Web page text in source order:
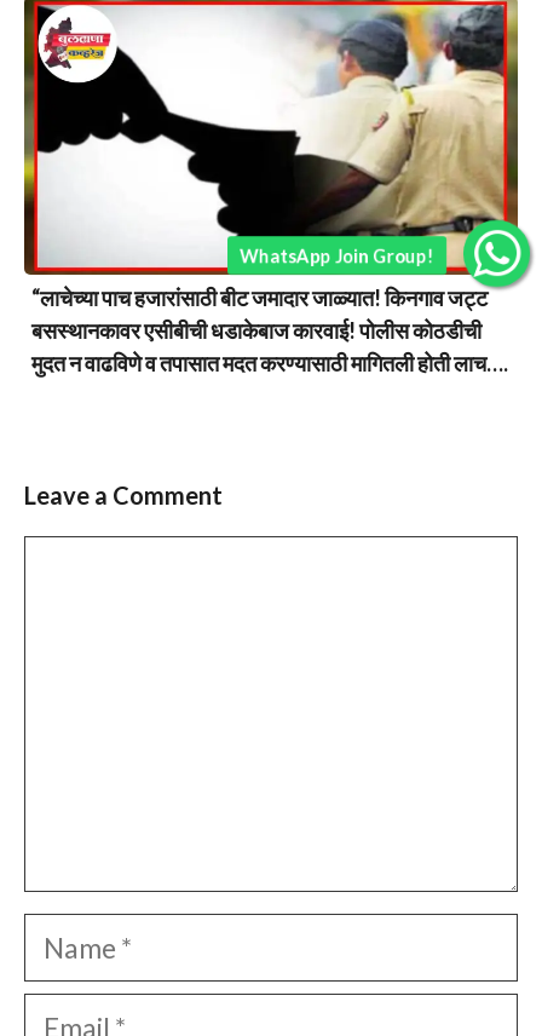
“लाचेच्या पाच हजारांसाठी बीट जमादार जाळ्यात! किनगाव जट्ट
बसस्थानकावर एसीबीची धडाकेबाज कारवाई! पोलीस कोठडीची
मुदत न वाढविणे व तपासात मदत करण्यासाठी मागितली होती लाच….
Leave a Comment
Name
Email
WhatsApp Join Group!